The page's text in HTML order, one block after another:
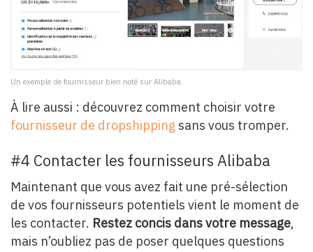
Un exemple de fournisseur bien noté sur Alibaba
À lire aussi : découvrez comment choisir votre
fournisseur de dropshipping sans vous tromper.
#4 Contacter les fournisseurs Alibaba
Maintenant que vous avez fait une pré-sélection
de vos fournisseurs potentiels vient le moment de
les contacter. Restez concis dans votre message,
mais n’oubliez pas de poser quelques questions